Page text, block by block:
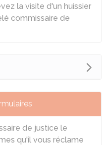
la visite d'un huissier
commissaire de
de justice le
qu'il vous réclame